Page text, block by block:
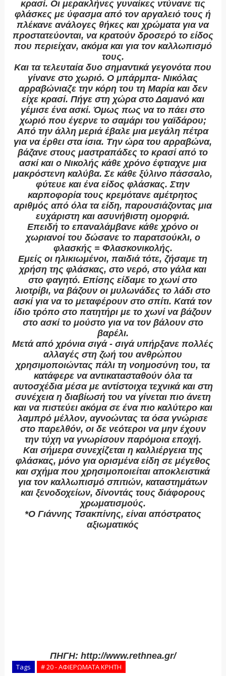
κρασί. Οι μερακλήνες γυναίκες ντύνανε τις
φλάσκες με ύφασμα από τον αργαλειό τους ή
πλέκανε ανάλογες θήκες και χρώματα για να
προστατεύονται, να κρατούν δροσερό το είδος
που περιείχαν, ακόμα και για τον καλλωπισμό
τους.
Και τα τελευταία δυο σημαντικά γεγονότα που
γίνανε στο χωριό. Ο μπάρμπα- Νικόλας
αρραβώνιαζε την κόρη του τη Μαρία και δεν
είχε κρασί. Πήγε στη χώρα στο Δαμανό και
γέμισε ένα ασκί. Όμως πως να το πάει στο
χωριό που έγερνε το σαμάρι του γαϊδάρου;
Από την άλλη μεριά έβαλε μια μεγάλη πέτρα
για να έρθει στα ίσια. Την ώρα του αρραβώνα,
βάζανε στους μαστραπάδες το κρασί από το
ασκί και ο Νικολής κάθε χρόνο έφτιαχνε μια
μακρόστενη καλύβα. Σε κάθε ξύλινο πάσσαλο,
φύτευε και ένα είδος φλάσκας. Στην
καρποφορία τους κρεμότανε αμέτρητος
αριθμός από όλα τα είδη, παρουσιάζοντας μια
ευχάριστη και ασυνήθιστη ομορφιά.
Επειδή το επαναλάμβανε κάθε χρόνο οι
χωριανοί του δώσανε το παρατσούκλι, ο
φλασκής = Φλασκονικολής.
Εμείς οι ηλικιωμένοι, παιδιά τότε, ζήσαμε τη
χρήση της φλάσκας, στο νερό, στο γάλα και
στο φαγητό. Επίσης είδαμε το χωνί στο
λιοτρίβι, να βάζουν οι μυλωνάδες το λάδι στο
ασκί για να το μεταφέρουν στο σπίτι. Κατά τον
ίδιο τρόπο στο πατητήρι με το χωνί να βάζουν
στο ασκί το μούστο για να τον βάλουν στο
βαρέλι.
Μετά από χρόνια σιγά - σιγά υπήρξανε πολλές
αλλαγές στη ζωή του ανθρώπου
χρησιμοποιώντας πάλι τη νοημοσύνη του, τα
κατάφερε να αντικατασταθούν όλα τα
αυτοσχέδια μέσα με αντίστοιχα τεχνικά και στη
συνέχεια η διαβίωσή του να γίνεται πιο άνετη
και να πιστεύει ακόμα σε ένα πιο καλύτερο και
λαμπρό μέλλον, αγνοώντας τα όσα γνώρισε
στο παρελθόν, οι δε νεότεροι να μην έχουν
την τύχη να γνωρίσουν παρόμοια εποχή.
Και σήμερα συνεχίζεται η καλλιέργεια της
φλάσκας, μόνο για ορισμένα είδη σε μέγεθος
και σχήμα που χρησιμοποιείται αποκλειστικά
για τον καλλωπισμό σπιτιών, καταστημάτων
και ξενοδοχείων, δίνοντάς τους διάφορους
χρωματισμούς.
*Ο Γιάννης Τσακπίνης, είναι απόστρατος
αξιωματικός
ΠΗΓΗ: http://www.rethnea.gr/
Tags # 20 - ΑΦΙΕΡΩΜΑΤΑ ΚΡΗΤΗ